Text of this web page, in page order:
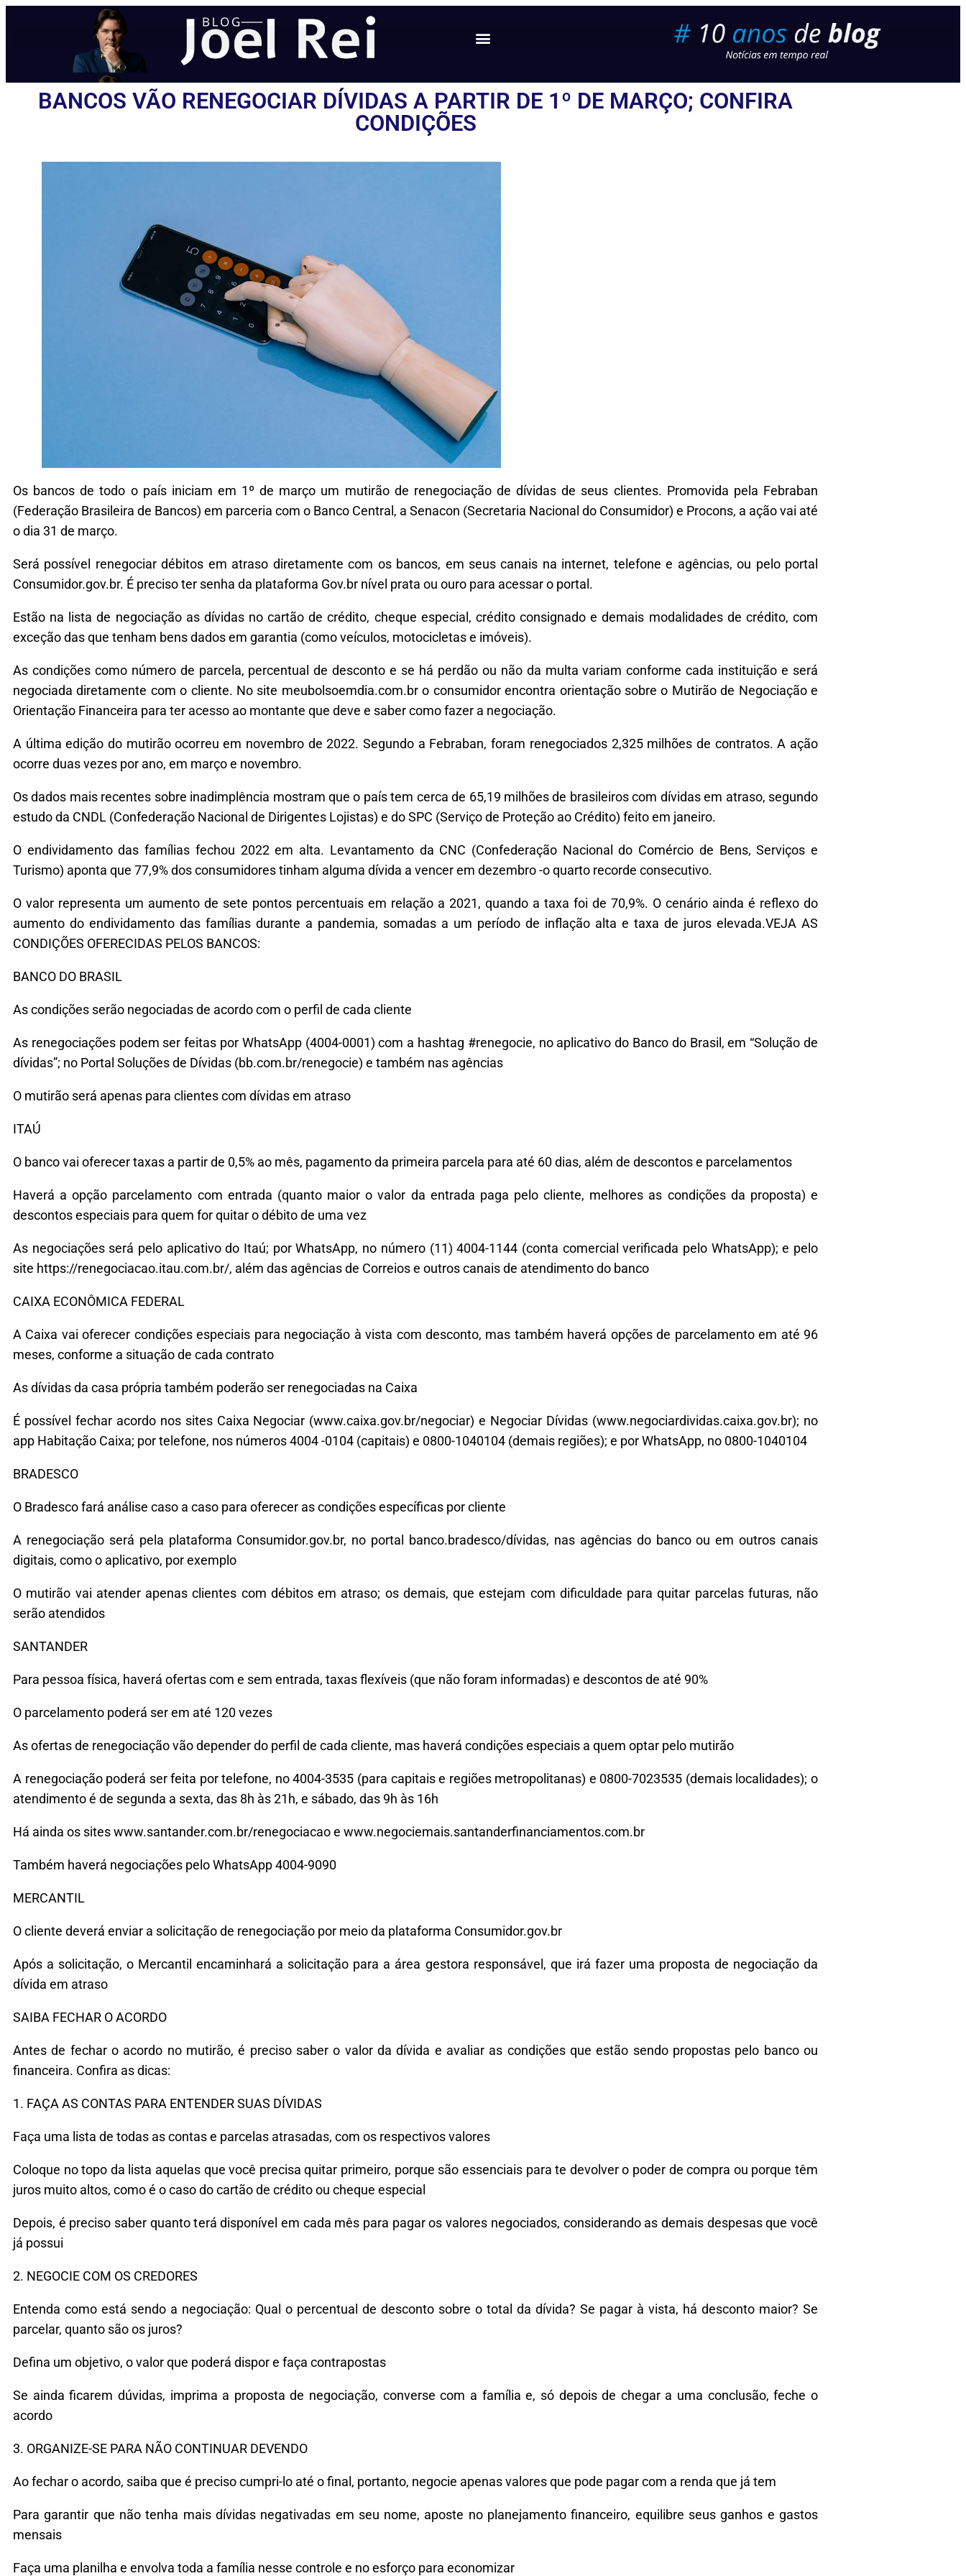
BANCOS VÃO RENEGOCIAR DÍVIDAS A PARTIR DE 1º DE MARÇO; CONFIRA
CONDIÇÕES
Os bancos de todo o país iniciam em 1º de março um mutirão de renegociação de dívidas de seus clientes. Promovida pela Febraban
(Federação Brasileira de Bancos) em parceria com o Banco Central, a Senacon (Secretaria Nacional do Consumidor) e Procons, a ação vai até
o dia 31 de março.
Será possível renegociar débitos em atraso diretamente com os bancos, em seus canais na internet, telefone e agências, ou pelo portal
Consumidor.gov.br. É preciso ter senha da plataforma Gov.br nível prata ou ouro para acessar o portal.
Estão na lista de negociação as dívidas no cartão de crédito, cheque especial, crédito consignado e demais modalidades de crédito, com
exceção das que tenham bens dados em garantia (como veículos, motocicletas e imóveis).
As condições como número de parcela, percentual de desconto e se há perdão ou não da multa variam conforme cada instituição e será
negociada diretamente com o cliente. No site meubolsoemdia.com.br o consumidor encontra orientação sobre o Mutirão de Negociação e
Orientação Financeira para ter acesso ao montante que deve e saber como fazer a negociação.
A última edição do mutirão ocorreu em novembro de 2022. Segundo a Febraban, foram renegociados 2,325 milhões de contratos. A ação
ocorre duas vezes por ano, em março e novembro.
Os dados mais recentes sobre inadimplência mostram que o país tem cerca de 65,19 milhões de brasileiros com dívidas em atraso, segundo
estudo da CNDL (Confederação Nacional de Dirigentes Lojistas) e do SPC (Serviço de Proteção ao Crédito) feito em janeiro.
O endividamento das famílias fechou 2022 em alta. Levantamento da CNC (Confederação Nacional do Comércio de Bens, Serviços e
Turismo) aponta que 77,9% dos consumidores tinham alguma dívida a vencer em dezembro -o quarto recorde consecutivo.
O valor representa um aumento de sete pontos percentuais em relação a 2021, quando a taxa foi de 70,9%. O cenário ainda é reflexo do
aumento do endividamento das famílias durante a pandemia, somadas a um período de inflação alta e taxa de juros elevada.VEJA AS
CONDIÇÕES OFERECIDAS PELOS BANCOS:
BANCO DO BRASIL
As condições serão negociadas de acordo com o perfil de cada cliente
As renegociações podem ser feitas por WhatsApp (4004-0001) com a hashtag #renegocie, no aplicativo do Banco do Brasil, em “Solução de
dívidas”; no Portal Soluções de Dívidas (bb.com.br/renegocie) e também nas agências
O mutirão será apenas para clientes com dívidas em atraso
ITAÚ
O banco vai oferecer taxas a partir de 0,5% ao mês, pagamento da primeira parcela para até 60 dias, além de descontos e parcelamentos
Haverá a opção parcelamento com entrada (quanto maior o valor da entrada paga pelo cliente, melhores as condições da proposta) e
descontos especiais para quem for quitar o débito de uma vez
As negociações será pelo aplicativo do Itaú; por WhatsApp, no número (11) 4004-1144 (conta comercial verificada pelo WhatsApp); e pelo
site https://renegociacao.itau.com.br/, além das agências de Correios e outros canais de atendimento do banco
CAIXA ECONÔMICA FEDERAL
A Caixa vai oferecer condições especiais para negociação à vista com desconto, mas também haverá opções de parcelamento em até 96
meses, conforme a situação de cada contrato
As dívidas da casa própria também poderão ser renegociadas na Caixa
É possível fechar acordo nos sites Caixa Negociar (www.caixa.gov.br/negociar) e Negociar Dívidas (www.negociardividas.caixa.gov.br); no
app Habitação Caixa; por telefone, nos números 4004 -0104 (capitais) e 0800-1040104 (demais regiões); e por WhatsApp, no 0800-1040104
BRADESCO
O Bradesco fará análise caso a caso para oferecer as condições específicas por cliente
A renegociação será pela plataforma Consumidor.gov.br, no portal banco.bradesco/dívidas, nas agências do banco ou em outros canais
digitais, como o aplicativo, por exemplo
O mutirão vai atender apenas clientes com débitos em atraso; os demais, que estejam com dificuldade para quitar parcelas futuras, não
serão atendidos
SANTANDER
Para pessoa física, haverá ofertas com e sem entrada, taxas flexíveis (que não foram informadas) e descontos de até 90%
O parcelamento poderá ser em até 120 vezes
As ofertas de renegociação vão depender do perfil de cada cliente, mas haverá condições especiais a quem optar pelo mutirão
A renegociação poderá ser feita por telefone, no 4004-3535 (para capitais e regiões metropolitanas) e 0800-7023535 (demais localidades); o
atendimento é de segunda a sexta, das 8h às 21h, e sábado, das 9h às 16h
Há ainda os sites www.santander.com.br/renegociacao e www.negociemais.santanderfinanciamentos.com.br
Também haverá negociações pelo WhatsApp 4004-9090
MERCANTIL
O cliente deverá enviar a solicitação de renegociação por meio da plataforma Consumidor.gov.br
Após a solicitação, o Mercantil encaminhará a solicitação para a área gestora responsável, que irá fazer uma proposta de negociação da
dívida em atraso
SAIBA FECHAR O ACORDO
Antes de fechar o acordo no mutirão, é preciso saber o valor da dívida e avaliar as condições que estão sendo propostas pelo banco ou
financeira. Confira as dicas:
1. FAÇA AS CONTAS PARA ENTENDER SUAS DÍVIDAS
Faça uma lista de todas as contas e parcelas atrasadas, com os respectivos valores
Coloque no topo da lista aquelas que você precisa quitar primeiro, porque são essenciais para te devolver o poder de compra ou porque têm
juros muito altos, como é o caso do cartão de crédito ou cheque especial
Depois, é preciso saber quanto terá disponível em cada mês para pagar os valores negociados, considerando as demais despesas que você
já possui
2. NEGOCIE COM OS CREDORES
Entenda como está sendo a negociação: Qual o percentual de desconto sobre o total da dívida? Se pagar à vista, há desconto maior? Se
parcelar, quanto são os juros?
Defina um objetivo, o valor que poderá dispor e faça contrapostas
Se ainda ficarem dúvidas, imprima a proposta de negociação, converse com a família e, só depois de chegar a uma conclusão, feche o
acordo
3. ORGANIZE-SE PARA NÃO CONTINUAR DEVENDO
Ao fechar o acordo, saiba que é preciso cumpri-lo até o final, portanto, negocie apenas valores que pode pagar com a renda que já tem
Para garantir que não tenha mais dívidas negativadas em seu nome, aposte no planejamento financeiro, equilibre seus ganhos e gastos
mensais
Faça uma planilha e envolva toda a família nesse controle e no esforço para economizar